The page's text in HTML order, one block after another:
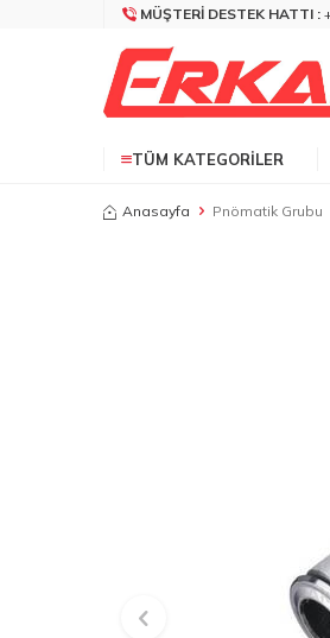
MÜŞTERI DESTEK HATTI :
TÜM KATEGORILER
Anasayfa Pnömatik Grubu